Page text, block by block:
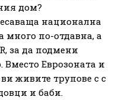
дом?
национална
много по-отдавна, а
за да подмени
Вместо Еврозоната и
живите трупове с с
и баби.